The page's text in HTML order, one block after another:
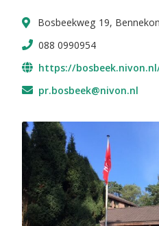
Bosbeekweg 19,
088 0990954
https://
pr.bosbeek@nivon.nl